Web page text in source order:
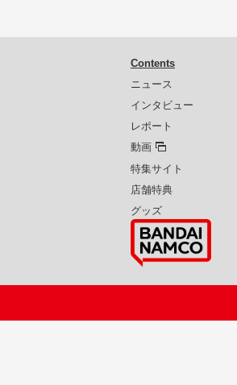
Contents
ニュース
インタビュー
レポート
動画
特集サイト
店舗特典
グッズ